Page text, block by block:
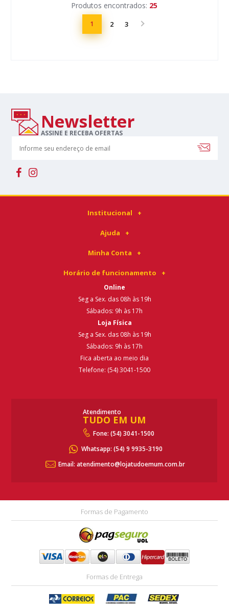
Produtos encontrados: 25
1 2 3
Newsletter
ASSINE E RECEBA OFERTAS
Institucional
Ajuda
Minha Conta
Horário de funcionamento
Online
Seg a Sex. das 08h às 19h
Sábados: 9h às 17h
Loja Física
Seg a Sex. das 08h às 19h
Sábados: 9h às 17h
Fica aberta ao meio dia
Telefone: (54) 3041-1500
Atendimento
TUDO EM UM
Fone: (54) 3041-1500
Whatsapp: (54) 9 9935-3190
Email: atendimento@lojatudoemum.com.br
Formas de Pagamento
Formas de Entrega